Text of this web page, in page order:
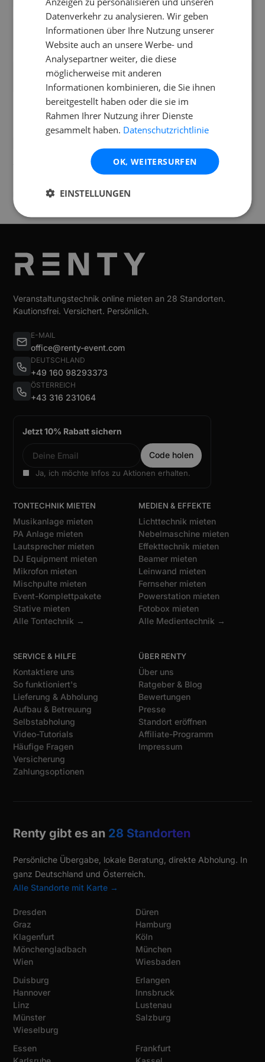
Brauche ich einen Laptop für den
AlphaTheta DDJ-GRV6?
Hat der AlphaTheta DDJ-GRV6 einen
integrierten Touchscreen?
Verfügbar an folgendenStandorten
Veranstaltungstechnik online mieten an 28 Standorten.
Kautionsfrei. Versichert. Persönlich.
E-MAIL
office@renty-event.com
DEUTSCHLAND
+49 160 98293373
ÖSTERREICH
+43 316 231064
Jetzt 10% Rabatt sichern
Ja, ich möchte Infos zu Aktionen erhalten.
TONTECHNIK MIETEN
Musikanlage mieten
PA Anlage mieten
Lautsprecher mieten
DJ Equipment mieten
Mikrofon mieten
Mischpulte mieten
Event-Komplettpakete
Stative mieten
Alle Tontechnik →
MEDIEN & EFFEKTE
Lichttechnik mieten
Nebelmaschine mieten
Effekttechnik mieten
Beamer mieten
Leinwand mieten
Fernseher mieten
Powerstation mieten
Fotobox mieten
Alle Medientechnik →
SERVICE & HILFE
Kontaktiere uns
So funktioniert's
Lieferung & Abholung
Aufbau & Betreuung
Selbstabholung
Video-Tutorials
Häufige Fragen
Versicherung
Zahlungsoptionen
ÜBER RENTY
Über uns
Ratgeber & Blog
Bewertungen
Presse
Standort eröffnen
Affiliate-Programm
Impressum
Renty gibt es an 28 Standorten
Persönliche Übergabe, lokale Beratung, direkte Abholung. In
ganz Deutschland und Österreich.
Alle Standorte mit Karte →
Dresden
Graz
Klagenfurt
Mönchengladbach
Wien
Düren
Hamburg
Köln
München
Wiesbaden
Duisburg
Hannover
Linz
Münster
Wieselburg
Erlangen
Innsbruck
Lustenau
Salzburg
Essen
Frankfurt
Datenverkehr zu analysieren. Wir geben
Informationen über Ihre Nutzung unserer
Website auch an unsere Werbe- und
Analysepartner weiter, die diese
möglicherweise mit anderen
Informationen kombinieren, die Sie ihnen
bereitgestellt haben oder die sie im
Rahmen Ihrer Nutzung ihrer Dienste
gesammelt haben. Datenschutzrichtlinie
OK, WEITERSURFEN
EINSTELLUNGEN